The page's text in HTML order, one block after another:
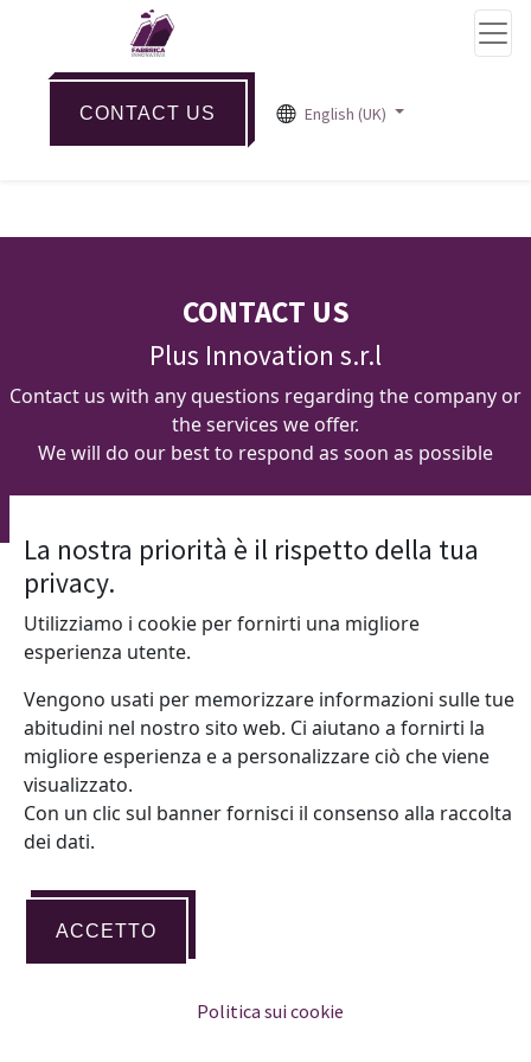
CONTACT US English (UK)
CONTACT US
Plus Innovation s.r.l
Contact us with any questions regarding the company or
the services we offer.
We will do our best to respond as soon as possible
Telephone
(+39)080-918-8414
info@plusinnovation.eu
La nostra priorità è il rispetto della tua
privacy.
Utilizziamo i cookie per fornirti una migliore
esperienza utente.
Vengono usati per memorizzare informazioni sulle tue
abitudini nel nostro sito web. Ci aiutano a fornirti la
migliore esperienza e a personalizzare ciò che viene
visualizzato.
Con un clic sul banner fornisci il consenso alla raccolta
dei dati.
ACCETTO
Politica sui cookie